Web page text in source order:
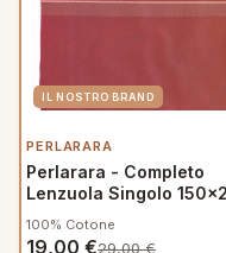
PERLARARA
Perlarara - Completo
Lenzuola Singolo
V908
100% Cotone
19,00 €29,00€